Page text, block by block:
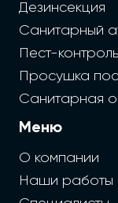
Дезинсекция
Санитарный
Пест-контроль
Просушка
Санитарная
Меню
О компании
Наши работы